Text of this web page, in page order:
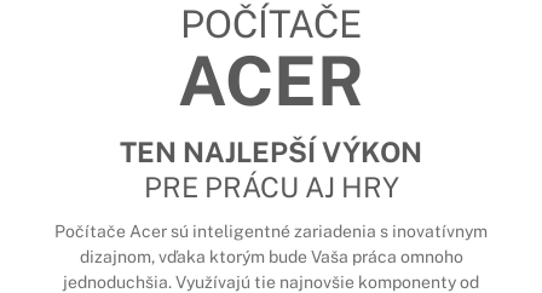
POČÍTAČE
ACER
TEN NAJLEPŠÍ VÝKON
PRE PRÁCU AJ HRY
Počítače Acer sú inteligentné zariadenia s inovatívnym
dizajnom, vďaka ktorým bude Vaša práca omnoho
jednoduchšia. Využívajú tie najnovšie komponenty od